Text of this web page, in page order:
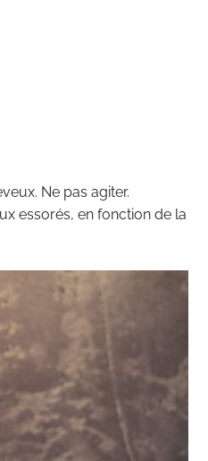
Ne pas agiter.
essorés, en fonction de la